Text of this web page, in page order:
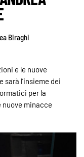
Biraghi
e le nuove
sarà l’insieme dei
per la
nuove minacce